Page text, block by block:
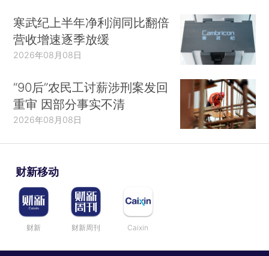
寒武纪上半年净利润同比翻倍
营收增速逐季放缓
2026年08月08日
“90后”农民工讨薪涉刑案发回
重审 因部分事实不清
2026年08月08日
财新移动
财新 财新周刊 Caixin